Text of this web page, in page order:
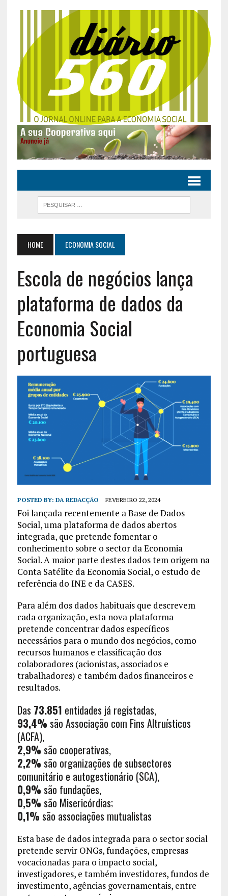
HOME ECONOMIA SOCIAL
Escola de negócios lança
plataforma de dados da
Economia Social
portuguesa
POSTED BY: DA REDACÇÃO FEVEREIRO 22, 2024
Foi lançada recentemente a Base de Dados
Social, uma plataforma de dados abertos
integrada, que pretende fomentar o
conhecimento sobre o sector da Economia
Social. A maior parte destes dados tem origem na
Conta Satélite da Economia Social, o estudo de
referência do INE e da CASES.
Para além dos dados habituais que descrevem
cada organização, esta nova plataforma
pretende concentrar dados específicos
necessários para o mundo dos negócios, como
recursos humanos e classificação dos
colaboradores (acionistas, associados e
trabalhadores) e também dados financeiros e
resultados.
Das 73.851 entidades já registadas,
93,4% são Associação com Fins Altruísticos
(ACFA),
2,9% são cooperativas,
2,2% são organizações de subsectores
comunitário e autogestionário (SCA),
0,9% são fundações,
0,5% são Misericórdias;
0,1% são associações mutualistas
Esta base de dados integrada para o sector social
pretende servir ONGs, fundações, empresas
vocacionadas para o impacto social,
investigadores, e também investidores, fundos de
investimento, agências governamentais, entre